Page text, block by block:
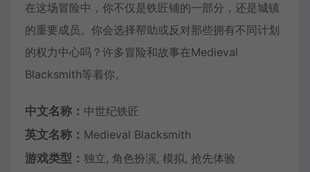
在这场冒险中，你不仅是铁匠铺的一部分，还是城镇
的重要成员。你会选择帮助或反对那些拥有不同计划
的权力中心吗？许多冒险和故事在Medieval
Blacksmith等着你。
中文名称： 中世纪铁匠
英文名称： Medieval Blacksmith
游戏类型： 独立, 角色扮演, 模拟, 抢先体验